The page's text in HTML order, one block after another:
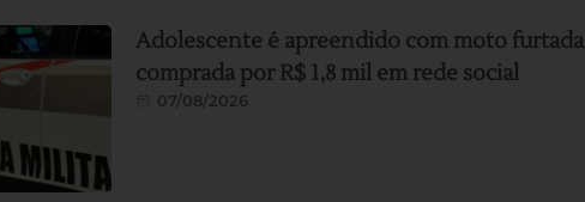
Adolescente é apreendido com moto furtada
comprada por R$ 1,8 mil em rede social
07/08/2026